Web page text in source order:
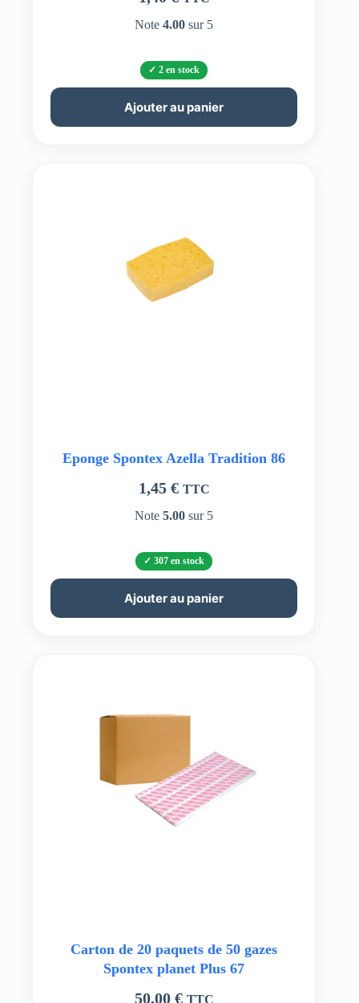
Note4.00 sur 5
2 en stock
Ajouter au panier
Eponge Spontex Azella Tradition 86
1,45 € TTC
Note5.00 sur 5
307 en stock
Ajouter au panier
Carton de 20 paquets de 50 gazes
Spontex planet Plus 67
50,00 € TTC